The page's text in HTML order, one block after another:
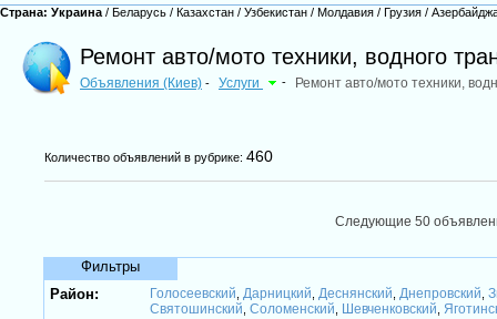
Страна: Украина / Беларусь / Казахстан / Узбекистан / Молдавия / Грузия /
Ремонт авто/мото техники, водного
Объявления (Киев) - Услуги - Ремонт авто/мото техники,
Количество объявлений в рубрике: 460
Следующие 50
Фильтры
Район:
Голосеевский Дарницкий Деснянский Днепровский
Святошинский Соломенский Шевченковский